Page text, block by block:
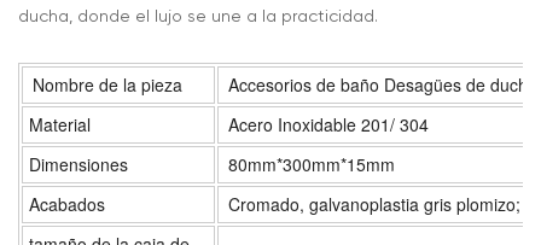
ducha, donde el lujo se une a la practicidad.
Nombre de la pieza
Accesorios de baño Desagües de
Material
Acero Inoxidable 201/ 304
Dimensiones
80mm*300mm*15mm
Acabados
Cromado, galvanoplastia gris plomizo;